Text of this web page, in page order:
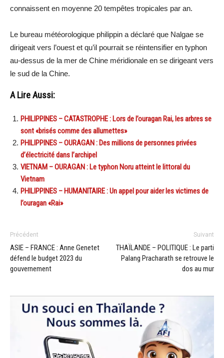
connaissent en moyenne 20 tempêtes tropicales par an.
Le bureau météorologique philippin a déclaré que Nalgae se
dirigeait vers l’ouest et qu’il pourrait se réintensifier en typhon
au-dessus de la mer de Chine méridionale en se dirigeant vers
le sud de la Chine.
A Lire Aussi:
PHILIPPINES – CATASTROPHE : Lors de l’ouragan Rai, les arbres se
sont «brisés comme des allumettes»
PHILIPPINES – OURAGAN : Des millions de personnes privées
d’électricité dans l’archipel
VIETNAM – OURAGAN : Le typhon Noru atteint le littoral du
Vietnam
PHILIPPINES – HUMANITAIRE : Un appel pour aider les victimes de
l’ouragan «Rai»
Précédent
ASIE – FRANCE : Anne Genetet
défend le budget 2023 du
gouvernement
Suivant
THAÏLANDE – POLITIQUE : Le parti
Palang Pracharath se retrouve le
dos au mur